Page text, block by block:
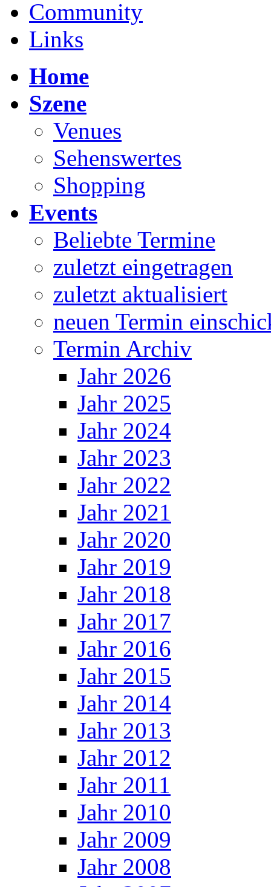
Community
Links
Home
Szene
Venues
Sehenswertes
Shopping
Events
Beliebte Termine
zuletzt eingetragen
zuletzt aktualisiert
neuen Termin
Termin Archiv
Jahr 2026
Jahr 2025
Jahr 2024
Jahr 2023
Jahr 2022
Jahr 2021
Jahr 2020
Jahr 2019
Jahr 2018
Jahr 2017
Jahr 2016
Jahr 2015
Jahr 2014
Jahr 2013
Jahr 2012
Jahr 2011
Jahr 2010
Jahr 2009
Jahr 2008